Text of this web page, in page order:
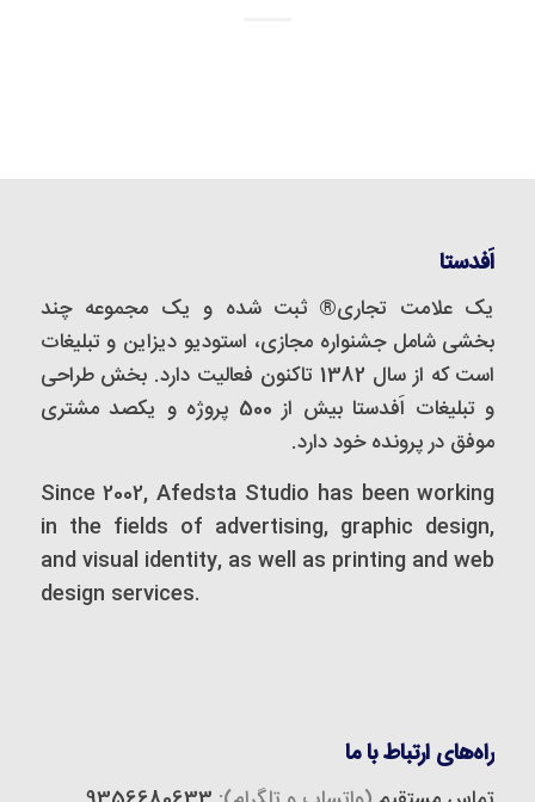
اَفدستا
یک علامت تجاری® ثبت شده و یک مجموعه‌ چند
بخشی شامل جشنواره مجازی، استودیو دیزاین و تبلیغات
است که از سال 1382 تاکنون فعالیت دارد. بخش طراحی
و تبلیغات اَفدستا بیش از 500 پروژه و یکصد مشتری
موفق در پرونده خود دارد.
Since 2002, Afedsta Studio has been working
in the fields of advertising, graphic design,
and visual identity, as well as printing and web
design services.
راه‌های ارتباط با ما